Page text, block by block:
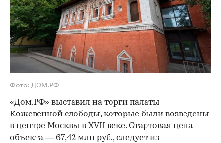
Фото: ДОМ.РФ
«Дом.РФ» выставил на торги палаты
Кожевенной слободы, которые были возведены
в центре Москвы в XVII веке. Стартовая цена
объекта — 67,42 млн руб., следует из